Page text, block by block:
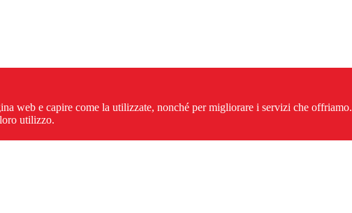
web e capire come la utilizzate, nonché per migliorare i servizi che offriamo.
utilizzo.